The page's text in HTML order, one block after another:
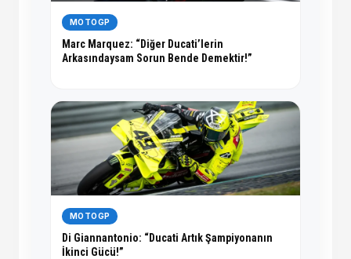
MOTOGP
Marc Marquez: “Diğer Ducati’lerin
Arkasındaysam Sorun Bende Demektir!”
MOTOGP
Di Giannantonio: “Ducati Artık Şampiyonanın
İkinci Gücü!”